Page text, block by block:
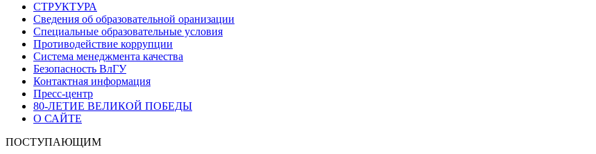
СТРУКТУРА
Сведения об образовательной оранизации
Специальные образовательные условия
Противодействие коррупции
Система менеджмента качества
Безопасность ВлГУ
Контактная информация
Пресс-центр
80-ЛЕТИЕ ВЕЛИКОЙ ПОБЕДЫ
О САЙТЕ
ПОСТУПАЮЩИМ